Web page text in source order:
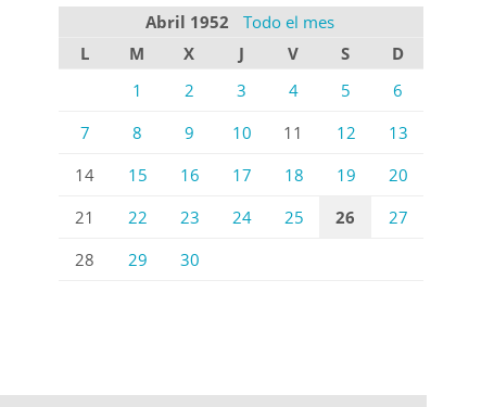
Abril 1952
Todo el mes
L
M X J V S
D
1
2 3 4 5
6
7
8 9 10 11 12
13
14
15 16 17 18 19
20
21
22 23 24 25 26
27
28
29 30